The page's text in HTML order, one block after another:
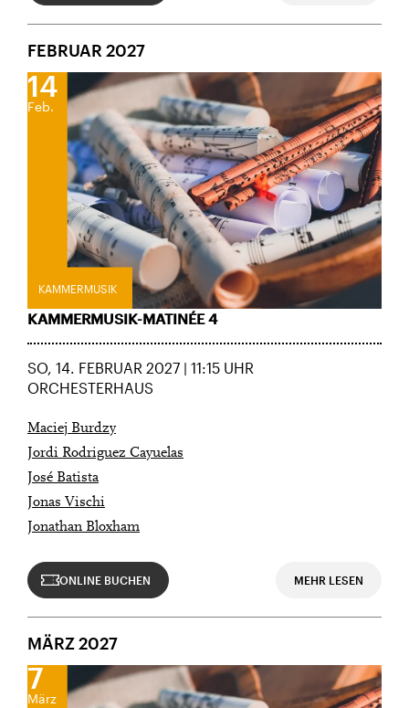
FEBRUAR 2027
KAMMERMUSIK
14
Feb.
KAMMERMUSIK-MATINÉE 4
SO, 14. FEBRUAR 2027 | 11:15 UHR
ORCHESTERHAUS
Maciej Burdzy
Jordi Rodriguez Cayuelas
José Batista
Jonas Vischi
Jonathan Bloxham
ONLINE BUCHEN MEHR LESEN
MÄRZ 2027
7
März